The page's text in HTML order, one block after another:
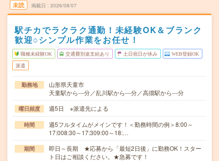
未読 掲載日 2026/08/07
駅チカでラクラク通勤！未経験OK＆ブランク
歓迎○シンプル作業をお任せ！
職種未経験OK 交通費別途支給あり 土日祝日が休み WEB登録OK
派遣
勤務地
山形県天童市
天童駅から---分／乱川駅から---分／高擶駅から---分
曜日頻度 週5日 ※派遣先による
時間
週5フルタイムがメインです！＜勤務時間の例＞8:00～
17:008:30～17:309:00～18:…
期間
即日～長期 ★応募から「最短2日後」に勤務OK！スター
ト日はご相談ください。★急募です！